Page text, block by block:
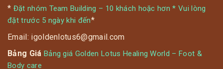
* Đặt nhóm Team Building – 10 khách hoặc hơn * Vui lòng
đặt trước 5 ngày khi đến*
Email: igoldenlotus6@gmail.com
Bảng Giá Bảng giá Golden Lotus Healing World – Foot &
Body care